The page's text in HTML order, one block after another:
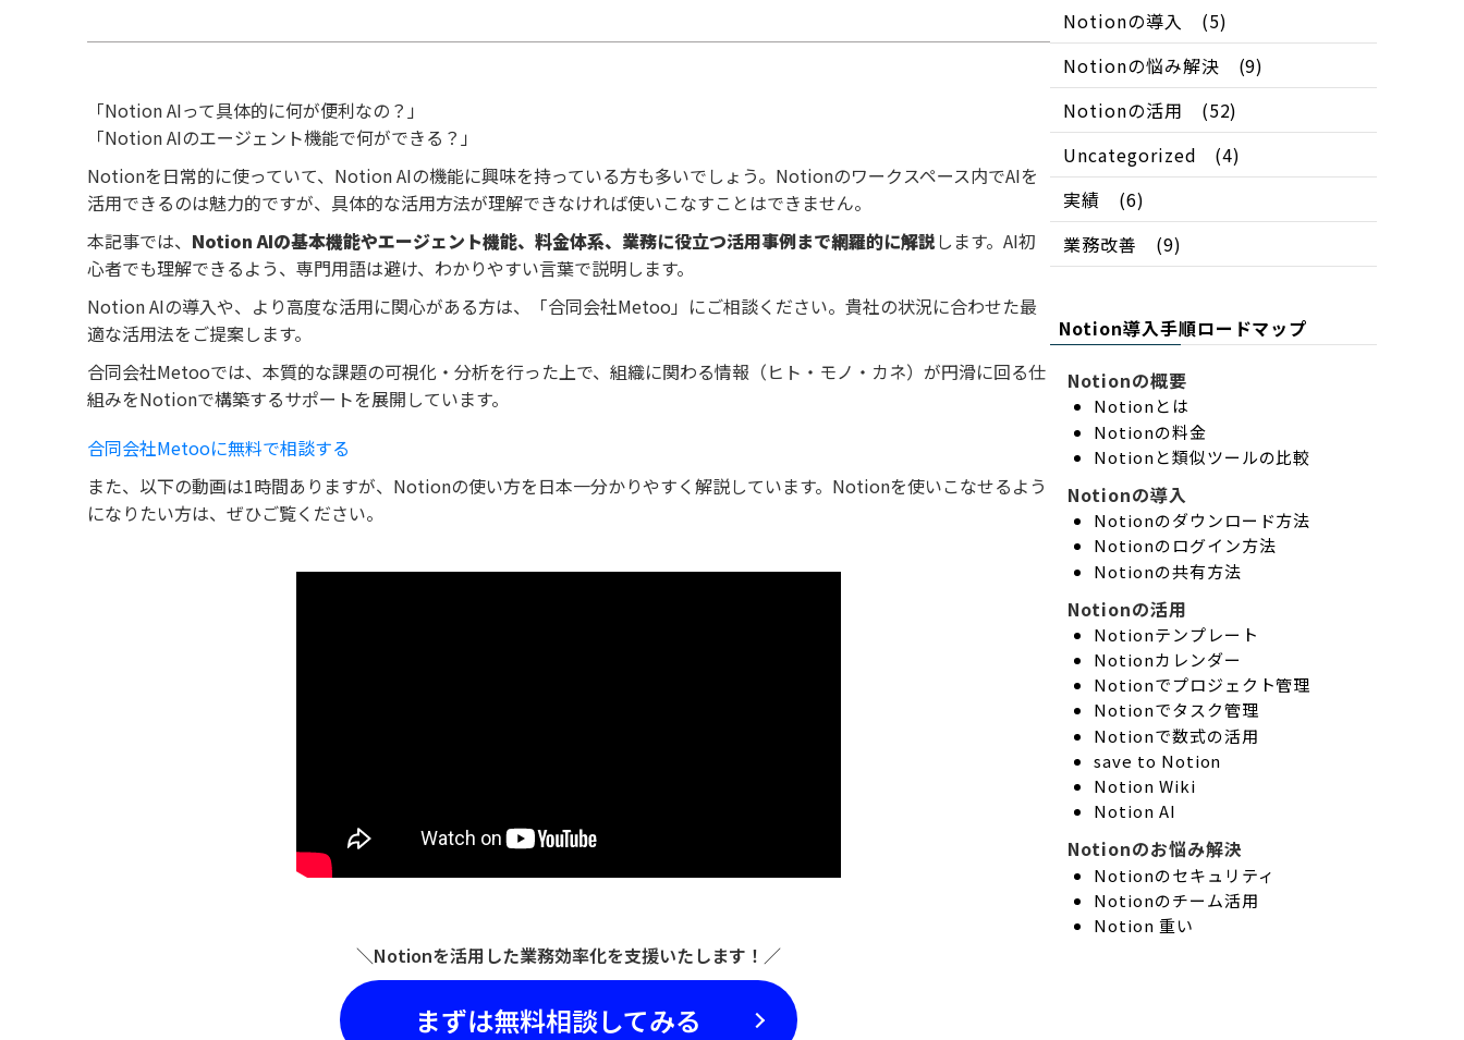
「Notion AIって具体的に何が便利なの？」
「Notion AIのエージェント機能で何ができる？」
Notionを日常的に使っていて、Notion AIの機能に興味を持っている方も多いでしょう。Notionのワークスペース内でAIを
活用できるのは魅力的ですが、具体的な活用方法が理解できなければ使いこなすことはできません。
本記事では、 Notion AIの基本機能やエージェント機能、料金体系、業務に役立つ活用事例まで網羅的に解説します。AI初
心者でも理解できるよう、専門用語は避け、わかりやすい言葉で説明します。
Notion AIの導入や、より高度な活用に関心がある方は、「合同会社Metoo」にご相談ください。貴社の状況に合わせた最
適な活用法をご提案します。
合同会社Metooでは、本質的な課題の可視化・分析を行った上で、組織に関わる情報（ヒト・モノ・カネ）が円滑に回る仕
組みをNotionで構築するサポートを展開しています。
合同会社Metooに無料で相談する
また、以下の動画は1時間ありますが、Notionの使い方を日本一分かりやすく解説しています。Notionを使いこなせるよう
になりたい方は、ぜひご覧ください。
＼Notionを活用した業務効率化を支援いたします！／
まずは無料相談してみる
Notionの導入
(5)
Notionの悩み解決
(9)
Notionの活用
(52)
Uncategorized
(4)
実績
(6)
業務改善
(9)
Notion導入手順ロードマップ
Notionの概要
Notionとは
Notionの料金
Notionと類似ツールの比較
Notionの導入
Notionのダウンロード方法
Notionのログイン方法
Notionの共有方法
Notionの活用
Notionテンプレート
Notionカレンダー
Notionでプロジェクト管理
Notionでタスク管理
Notionで数式の活用
save to Notion
Notion Wiki
Notion AI
Notionのお悩み解決
Notionのセキュリティ
Notionのチーム活用
Notion 重い